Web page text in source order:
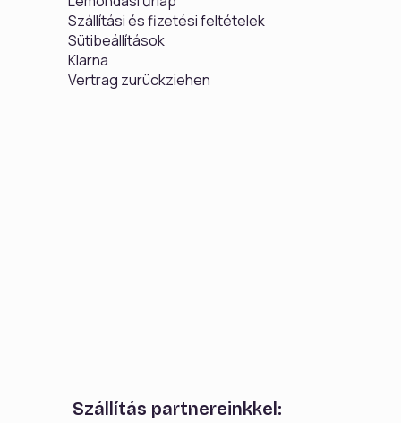
Szállítási és fizetési feltételek
Sütibeállítások
Klarna
Vertrag zurückziehen
Szállítás partnereinkkel: